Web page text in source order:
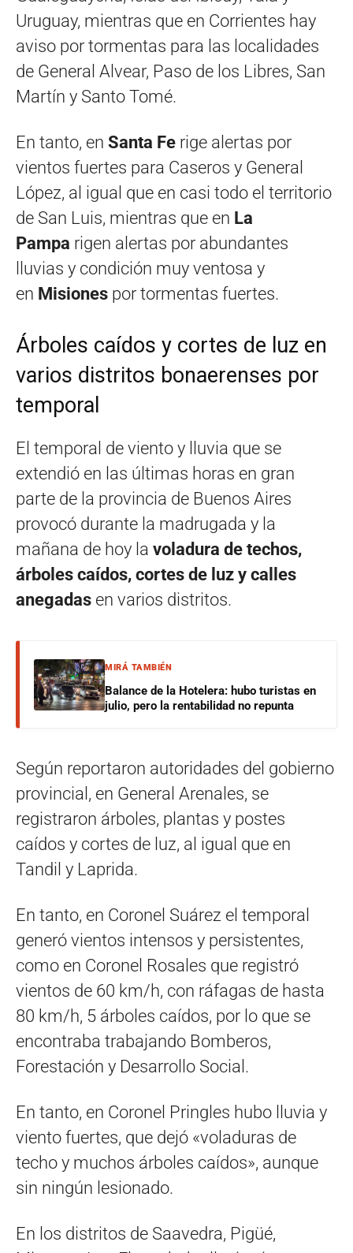
Uruguay, mientras que en Corrientes hay
aviso por tormentas para las localidades
de General Alvear, Paso de los Libres, San
Martín y Santo Tomé.
En tanto, en Santa Fe rige alertas por
vientos fuertes para Caseros y General
López, al igual que en casi todo el territorio
de San Luis, mientras que en La
Pampa rigen alertas por abundantes
lluvias y condición muy ventosa y
en Misiones por tormentas fuertes.
Árboles caídos y cortes de luz en
varios distritos bonaerenses por
temporal
El temporal de viento y lluvia que se
extendió en las últimas horas en gran
parte de la provincia de Buenos Aires
provocó durante la madrugada y la
mañana de hoy la voladura de techos,
árboles caídos, cortes de luz y calles
anegadas en varios distritos.
MIRÁ TAMBIÉN
Balance de la Hotelera: hubo turistas en
julio, pero la rentabilidad no repunta
Según reportaron autoridades del gobierno
provincial, en General Arenales, se
registraron árboles, plantas y postes
caídos y cortes de luz, al igual que en
Tandil y Laprida.
En tanto, en Coronel Suárez el temporal
generó vientos intensos y persistentes,
como en Coronel Rosales que registró
vientos de 60 km/h, con ráfagas de hasta
80 km/h, 5 árboles caídos, por lo que se
encontraba trabajando Bomberos,
Forestación y Desarrollo Social.
En tanto, en Coronel Pringles hubo lluvia y
viento fuertes, que dejó «voladuras de
techo y muchos árboles caídos», aunque
sin ningún lesionado.
En los distritos de Saavedra, Pigüé,